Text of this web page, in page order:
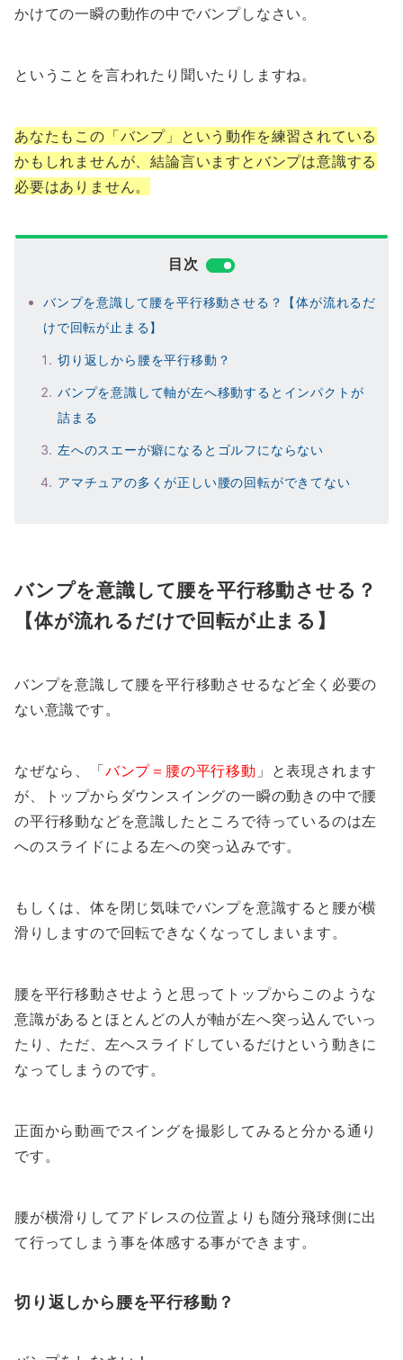
かけての一瞬の動作の中でバンプしなさい。
ということを言われたり聞いたりしますね。
あなたもこの「バンプ」という動作を練習されている
かもしれませんが、結論言いますとバンプは意識する
必要はありません。
目次
バンプを意識して腰を平行移動させる？【体が流れるだ
けで回転が止まる】
切り返しから腰を平行移動？
バンプを意識して軸が左へ移動するとインパクトが
詰まる
左へのスエーが癖になるとゴルフにならない
アマチュアの多くが正しい腰の回転ができてない
バンプを意識して腰を平行移動させる？
【体が流れるだけで回転が止まる】
バンプを意識して腰を平行移動させるなど全く必要の
ない意識です。
なぜなら、「バンプ＝腰の平行移動 」と表現されます
が、トップからダウンスイングの一瞬の動きの中で腰
の平行移動などを意識したところで待っているのは左
へのスライドによる左への突っ込みです。
もしくは、体を閉じ気味でバンプを意識すると腰が横
滑りしますので回転できなくなってしまいます。
腰を平行移動させようと思ってトップからこのような
意識があるとほとんどの人が軸が左へ突っ込んでいっ
たり、ただ、左へスライドしているだけという動きに
なってしまうのです。
正面から動画でスイングを撮影してみると分かる通り
です。
腰が横滑りしてアドレスの位置よりも随分飛球側に出
て行ってしまう事を体感する事ができます。
切り返しから腰を平行移動？